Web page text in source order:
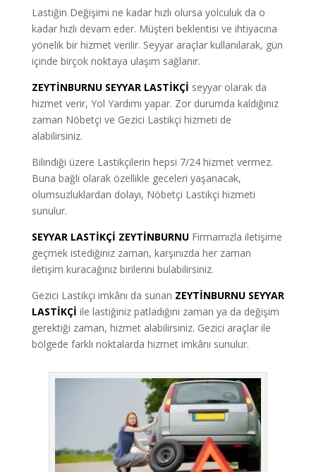
Lastiğin Değişimi ne kadar hızlı olursa yolculuk da o
kadar hızlı devam eder. Müşteri beklentisi ve ihtiyacına
yönelik bir hizmet verilir. Seyyar araçlar kullanılarak, gün
içinde birçok noktaya ulaşım sağlanır.
ZEYTİNBURNU SEYYAR LASTİKÇİ seyyar olarak da
hizmet verir, Yol Yardımı yapar. Zor durumda kaldığınız
zaman Nöbetçi ve Gezici Lastikçi hizmeti de
alabilirsiniz.
Bilindiği üzere Lastikçilerin hepsi 7/24 hizmet vermez.
Buna bağlı olarak özellikle geceleri yaşanacak,
olumsuzluklardan dolayı, Nöbetçi Lastikçi hizmeti
sunulur.
SEYYAR LASTİKÇİ ZEYTİNBURNU Firmamızla iletişime
geçmek istediğiniz zaman, karşınızda her zaman
iletişim kuracağınız birilerini bulabilirsiniz.
Gezici Lastikçi imkânı da sunan ZEYTİNBURNU SEYYAR
LASTİKÇİ ile lastiğiniz patladığını zaman ya da değişim
gerektiği zaman, hizmet alabilirsiniz. Gezici araçlar ile
bölgede farklı noktalarda hizmet imkânı sunulur.